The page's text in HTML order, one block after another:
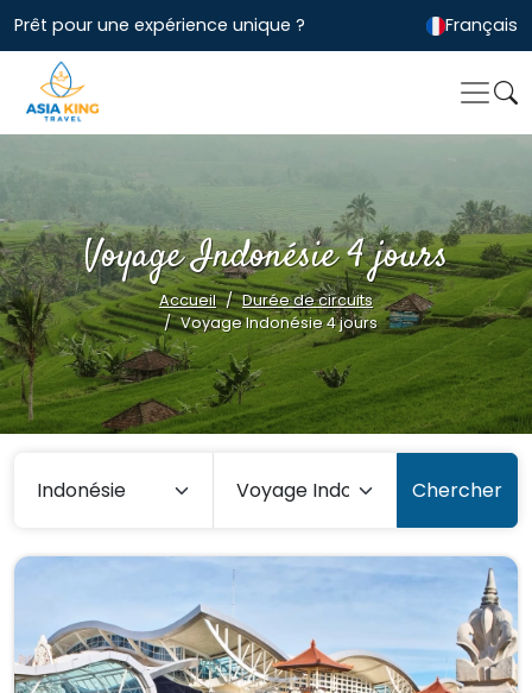
Prêt pour une expérience unique ? Français
Voyage Indonésie 4 jours
Accueil
Durée de circuits
Voyage Indonésie 4 jours
Chercher